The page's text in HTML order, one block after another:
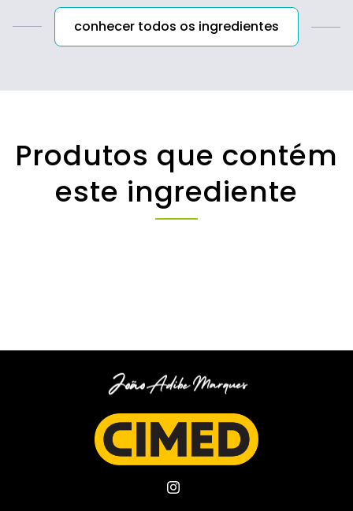
conhecer todos os ingredientes
Produtos que contém
este ingrediente